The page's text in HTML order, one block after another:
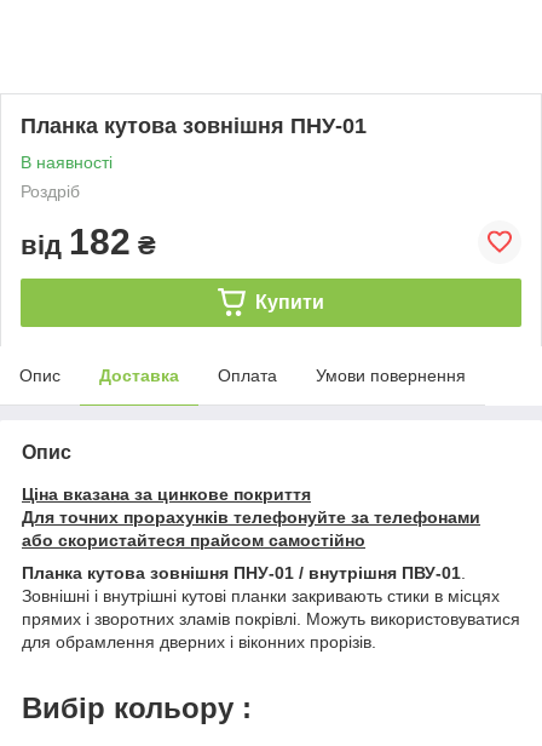
Планка кутова зовнішня ПНУ-01
В наявності
Роздріб
від 182 ₴
Купити
Опис Доставка Оплата Умови повернення
Опис
Ціна вказана за цинкове покриття
Для точних прорахунків телефонуйте за телефонами
або скористайтеся прайсом самостійно
Планка кутова зовнішня ПНУ-01 / внутрішня ПВУ-01
Зовнішні і внутрішні кутові планки закривають стики в місцях
прямих і зворотних зламів покрівлі. Можуть використовуватися
для обрамлення дверних і віконних прорізів.
Вибір кольору :